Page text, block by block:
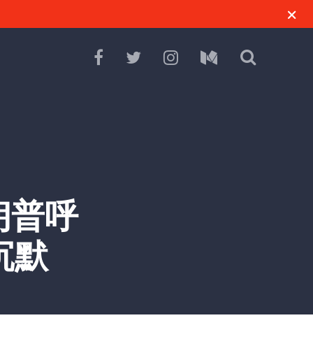
普呼
默